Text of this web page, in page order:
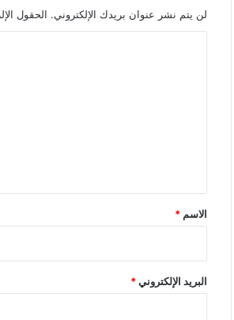
لن يتم نشر عنوان بريدك الإلكتروني. الحقول
*
الاسم *
البريد الإلكتروني*